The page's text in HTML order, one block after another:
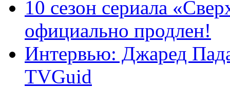
10 сезон сериала
официально продлен!
Интервью: Джаред
TVGuid